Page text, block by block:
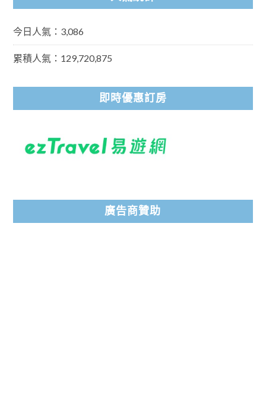
今日人氣：3,086
累積人氣：129,720,875
即時優惠訂房
廣告商贊助